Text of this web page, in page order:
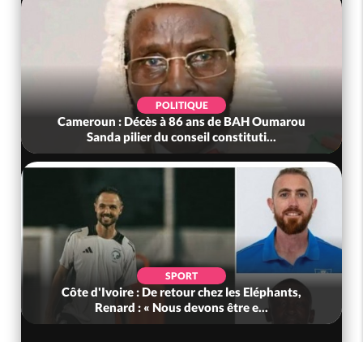
POLITIQUE
Cameroun : Décès à 86 ans de BAH Oumarou
Sanda pilier du conseil constituti...
SPORT
Côte d'Ivoire : De retour chez les Eléphants,
Renard : « Nous devons être e...